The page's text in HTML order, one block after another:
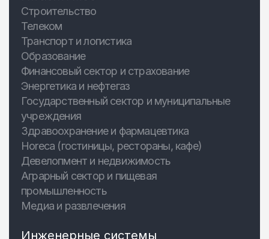
Строительство
Телеком
Транспорт и логистика
Образование
Финансовый сектор и страхование
Энергетика и нефтегаз
Государственный сектор и муниципальные
учреждения
Здравоохранение и фармацевтика
Horeca (гостиницы, рестораны, кафе)
Девелопмент и недвижимость
Аграрный сектор и пищевая
промышленность
Медиа и развлечения
Инженерные системы